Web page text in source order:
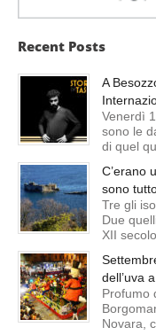
Recent Posts
A
Venerdì
sono le
di quel
C’erano
sono
Tre gli
Due
XII
dell’uva
Profumo
Novara,